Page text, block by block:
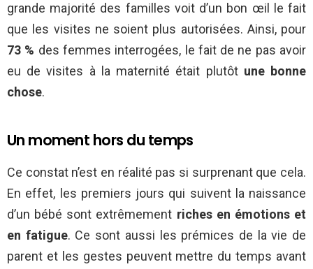
grande majorité des familles voit d’un bon œil le fait
que les visites ne soient plus autorisées. Ainsi, pour
73 % des femmes interrogées, le fait de ne pas avoir
eu de visites à la maternité était plutôt une bonne
chose.
Un moment hors du temps
Ce constat n’est en réalité pas si surprenant que cela.
En effet, les premiers jours qui suivent la naissance
d’un bébé sont extrêmement riches en émotions et
en fatigue. Ce sont aussi les prémices de la vie de
parent et les gestes peuvent mettre du temps avant